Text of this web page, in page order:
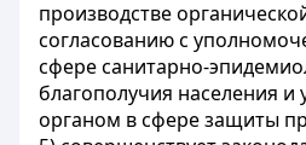
производстве
согласованию с
сфере санитарно-
благополучия населения
органом в сфере защиты